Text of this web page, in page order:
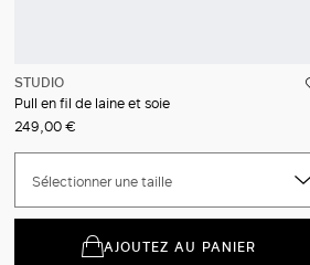
STUDIO
Pull en fil de laine et soie
249,00 €
Sélectionner une taille
AJOUTEZ AU PANIER